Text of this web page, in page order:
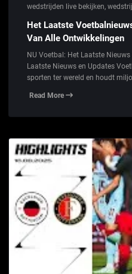
wedstrijden live bekijken,
Het Laatste
Van Alle Ontwikkelingen
NU Voetbal: Het Laatste
Laatste Nieuws en Updates
sporten ter wereld en houdt
Read More